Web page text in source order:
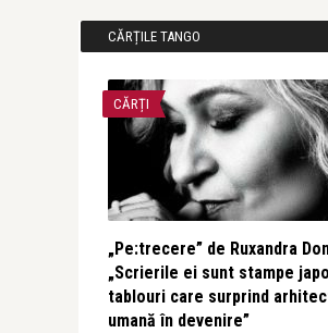
CĂRȚILE TANGO
CĂRȚI
„Pe:trecere” de Ruxandra
„Scrierile ei sunt stampe
tablouri care surprind
umană în devenire”